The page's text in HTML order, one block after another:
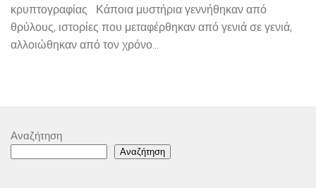
κρυπτογραφίας Κάποια μυστήρια γεννήθηκαν από
θρύλους, ιστορίες που μεταφέρθηκαν από γενιά σε γενιά,
αλλοιώθηκαν από τον χρόνο...
Αναζήτηση
Αναζήτηση